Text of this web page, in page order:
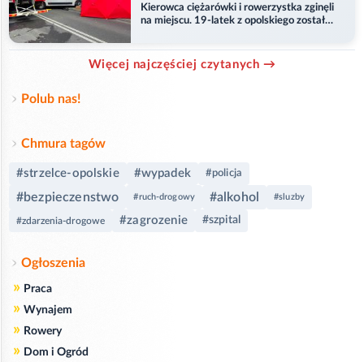
Kierowca ciężarówki i rowerzystka zginęli
na miejscu. 19-latek z opolskiego został
Więcej najczęściej czytanych →
Polub nas!
Chmura tagów
#strzelce-opolskie #wypadek #policja
#bezpieczenstwo #ruch-drogowy #alkohol #sluzby
#zdarzenia-drogowe #zagrozenie #szpital
Ogłoszenia
» Praca
» Wynajem
» Rowery
» Dom i Ogród